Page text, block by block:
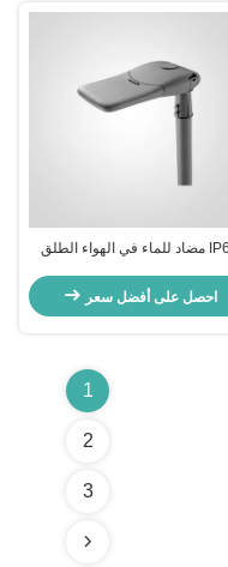
IP65 مضاد للماء في الهواء الطلق
30W 90W حل الإضاءة للطرق
احصل على أفضل سعر
1
2
3